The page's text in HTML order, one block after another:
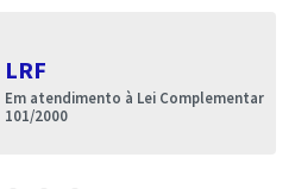
LRF
Em atendimento à Lei Complementar
101/2000